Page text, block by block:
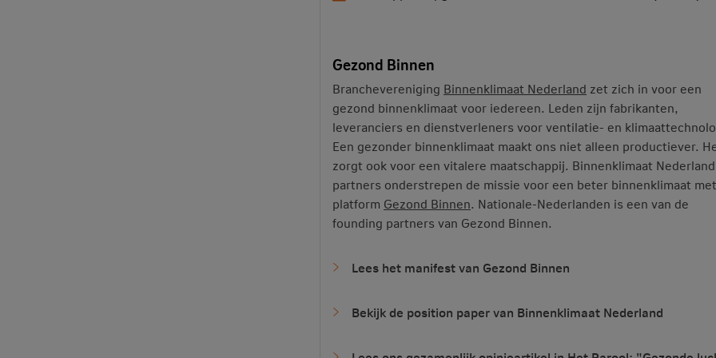
Gezond Binnen
Branchevereniging Binnenklimaat Nederland zet zich in voor een
gezond binnenklimaat voor iedereen. Leden zijn fabrikanten,
leveranciers en dienstverleners voor ventilatie- en
Een gezonder binnenklimaat maakt ons niet alleen productiever.
zorgt ook voor een vitalere maatschappij. Binnenklimaat
partners onderstrepen de missie voor een beter binnenklimaat
platform Gezond Binnen. Nationale-Nederlanden is een van de
founding partners van Gezond Binnen.
Lees het manifest van Gezond Binnen
Bekijk de position paper van Binnenklimaat Nederland